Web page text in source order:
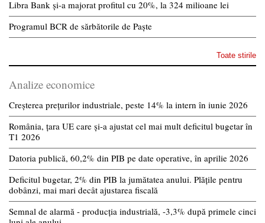
Libra Bank și-a majorat profitul cu 20%, la 324 milioane lei
Programul BCR de sărbătorile de Paște
Toate stirile
Analize economice
Creșterea prețurilor industriale, peste 14% la intern în iunie 2026
România, țara UE care și-a ajustat cel mai mult deficitul bugetar în
T1 2026
Datoria publică, 60,2% din PIB pe date operative, în aprilie 2026
Deficitul bugetar, 2% din PIB la jumătatea anului. Plățile pentru
dobânzi, mai mari decât ajustarea fiscală
Semnal de alarmă - producția industrială, -3,3% după primele cinci